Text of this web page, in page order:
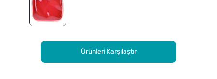
Ürünleri Karşılaştır